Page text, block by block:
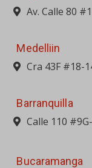
Av. Calle 80
Medelliin
Cra 43F #18-
Barranquilla
Calle 110
Bucaramanga